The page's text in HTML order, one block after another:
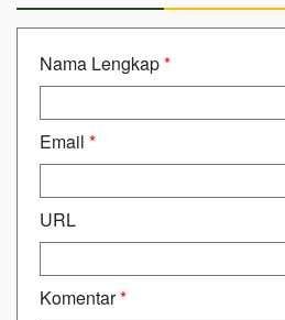
Nama Lengkap*
Email *
URL
Komentar*